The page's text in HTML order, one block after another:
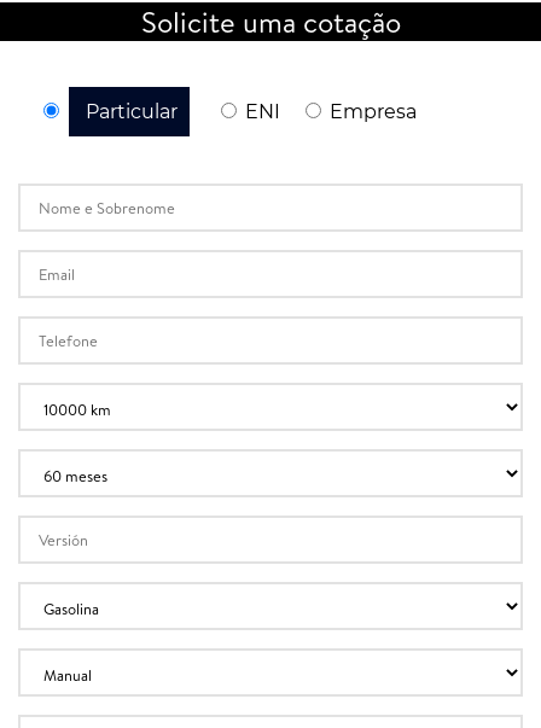
Solicite uma cotação
Particular ENI Empresa